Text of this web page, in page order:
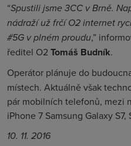
“Spustili jsme 3CC v Brně.
nádraží už frčí O2 internet
#5G v plném proudu,”
ředitel O2 Tomáš Budník.
Operátor plánuje do
místech. Aktuálně však
pár mobilních telefonů, mezi
iPhone 7 Samsung Galaxy
10. 11. 2016